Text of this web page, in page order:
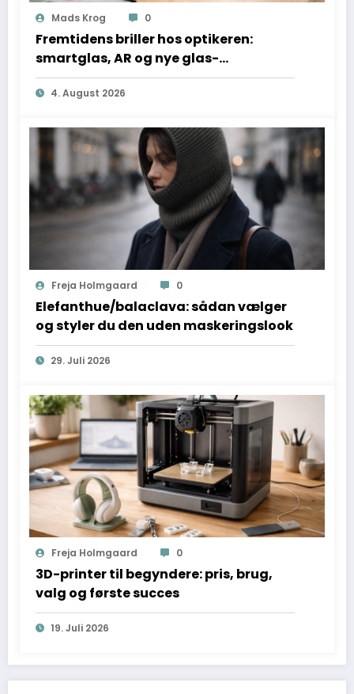
Mads Krog 0
Fremtidens briller hos optikeren:
smartglas, AR og nye glas-
teknologier forklaret
4. August 2026
Freja Holmgaard 0
Elefanthue/balaclava: sådan vælger
og styler du den uden maskeringslook
29. Juli 2026
Freja Holmgaard 0
3D-printer til begyndere: pris, brug,
valg og første succes
19. Juli 2026